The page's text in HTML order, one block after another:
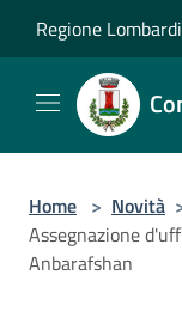
Regione
Home > Novità
Assegnazione
Anbarafshan